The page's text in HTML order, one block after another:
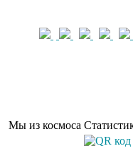
Мы из космоса